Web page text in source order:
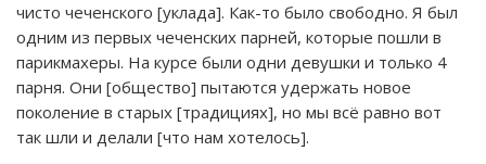
чисто чеченского [уклада]. Как-то было свободно. Я был
одним из первых чеченских парней, которые пошли в
парикмахеры. На курсе были одни девушки и только 4
парня. Они [общество] пытаются удержать новое
поколение в старых [традициях], но мы всё равно вот
так шли и делали [что нам хотелось].